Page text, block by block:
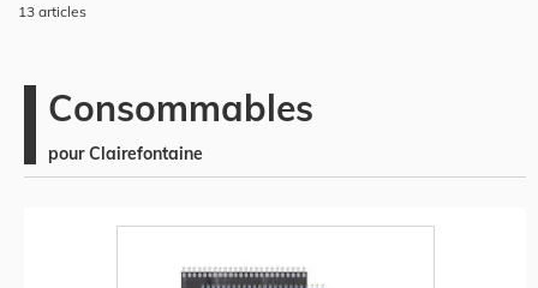
13 articles
Consommables
pour Clairefontaine